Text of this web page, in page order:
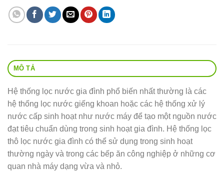
MÔ TẢ
Hệ thống lọc nước gia đình phổ biến nhất thường là các
hệ thống lọc nước giếng khoan hoặc các hệ thống xử lý
nước cấp sinh hoạt như nước máy để tạo một nguồn nước
đạt tiêu chuẩn dùng trong sinh hoạt gia đình. Hệ thống lọc
thô lọc nước gia đình có thể sử dụng trong sinh hoạt
thường ngày và trong các bếp ăn công nghiệp ở những cơ
quan nhà máy dạng vừa và nhỏ.